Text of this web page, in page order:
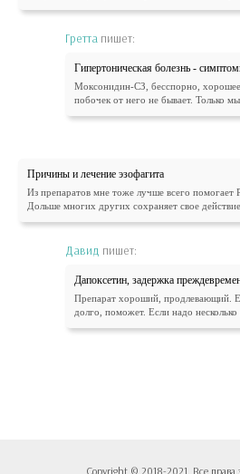
Гретта пишет:
Гипертоническая болезнь -
Моксонидин-СЗ, бесспорно,
побочек от него не бывает. Только
Причины и лечение эзофагита
Из препаратов мне тоже лучше всего помогает
Дольше многих других сохраняет свое
Давид пишет:
Дапоксетин, задержка
Препарат хороший, продлевающий.
долго, поможет. Если надо
Copyright © 2018-2021. Все